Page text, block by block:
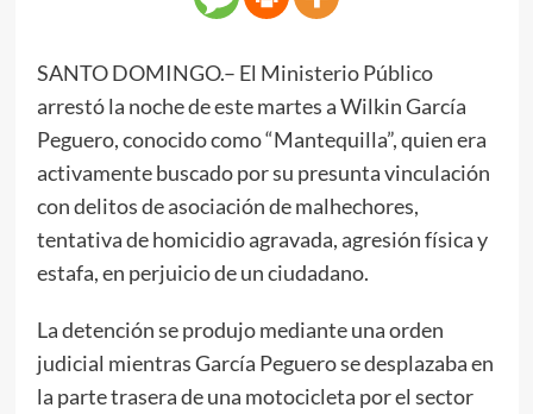
SANTO DOMINGO.– El Ministerio Público
arrestó la noche de este martes a Wilkin García
Peguero, conocido como “Mantequilla”, quien era
activamente buscado por su presunta vinculación
con delitos de asociación de malhechores,
tentativa de homicidio agravada, agresión física y
estafa, en perjuicio de un ciudadano.
La detención se produjo mediante una orden
judicial mientras García Peguero se desplazaba en
la parte trasera de una motocicleta por el sector